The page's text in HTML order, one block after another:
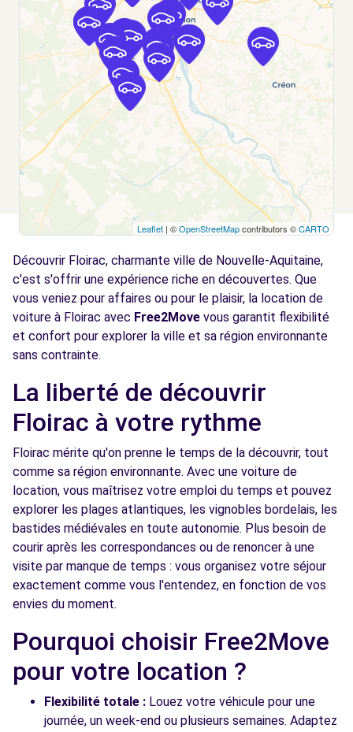
Voir l'agence
Free2Move Rent - NOGAL AUTO -
LATRESNE (C)
ZI LA SELEYRE
LATRESNE, 33360
Voir l'agence
Free2Move Rent - NOGAL AUTO -
LATRESNE (P)
4.4
km
LATRESNE, 33360
Voir l'agence
Free2move Rent - EDENAUTO OPEL -
363 ROUTE DE TOULOUSE
Free2move Rent - S&You - VILLENAVE
D'ORNON (C)
6.5
km
411 ROUTE DE TOULOUSE
VILLENAVE D'ORNON, FR-33, 33140
Voir l'agence
Free2Move Rent - RLP - VILLENAVE-D
ORNON (C)
7.8
RUE JEAN PAGES
VILLENAVE-D ORNON, 33140
Voir l'agence
Leaflet | ©OpenStreetMapcontributors ©CARTO
Découvrir Floirac, charmante ville de Nouvelle-Aquitaine,
c'est s'offrir une expérience riche en découvertes. Que
vous veniez pour affaires ou pour le plaisir, la location de
voiture à Floirac avec Free2Move vous garantit flexibilité
et confort pour explorer la ville et sa région environnante
sans contrainte.
La liberté de découvrir
Floirac à votre rythme
Floirac mérite qu'on prenne le temps de la découvrir, tout
comme sa région environnante. Avec une voiture de
location, vous maîtrisez votre emploi du temps et pouvez
explorer les plages atlantiques, les vignobles bordelais, les
bastides médiévales en toute autonomie. Plus besoin de
courir après les correspondances ou de renoncer à une
visite par manque de temps : vous organisez votre séjour
exactement comme vous l'entendez, en fonction de vos
envies du moment.
Pourquoi choisir Free2Move
pour votre location ?
Flexibilité totale : Louez votre véhicule pour une
journée, un week-end ou plusieurs semaines. Adaptez